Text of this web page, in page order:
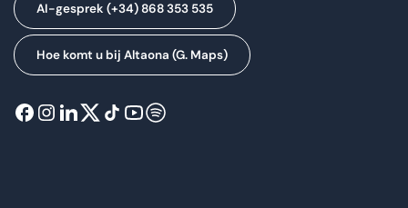
AI-gesprek (+34) 868 353 535
Hoe komt u bij Altaona (G. Maps)